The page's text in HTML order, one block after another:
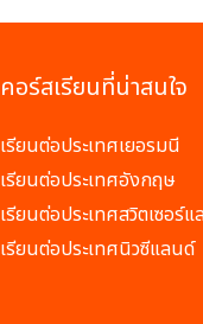
คอร์สเรียนที่น่าสนใจ
เรียนต่อประเทศเยอรมนี
เรียนต่อประเทศอังกฤษ
เรียนต่อประเทศสวิตเซอร์
เรียนต่อประเทศนิวซีแลนด์